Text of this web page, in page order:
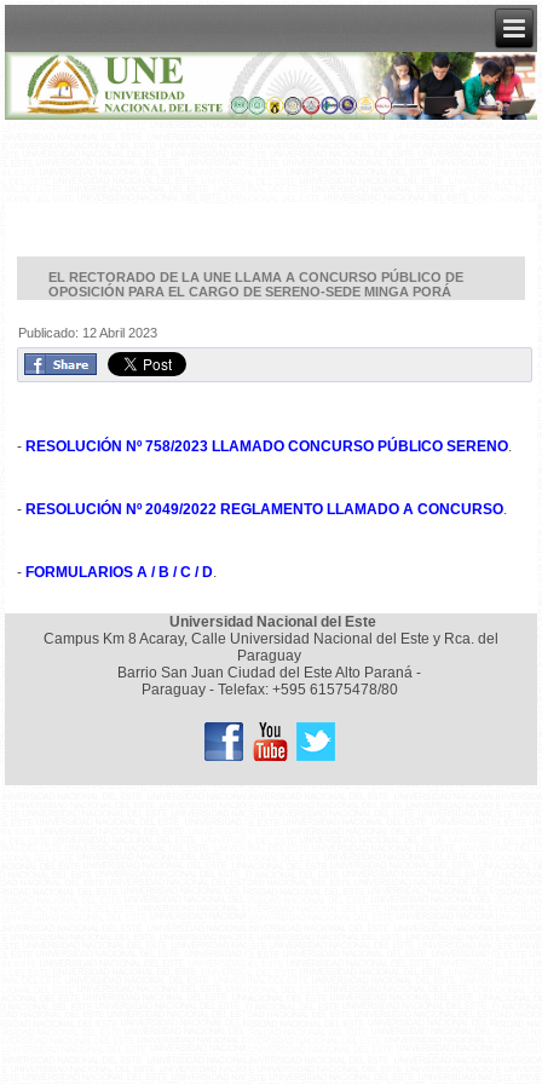
EL RECTORADO DE LA UNE LLAMA A CONCURSO PÚBLICO DE
OPOSICIÓN PARA EL CARGO DE SERENO-SEDE MINGA PORÁ
Publicado: 12 Abril 2023
- RESOLUCIÓN Nº 758/2023 LLAMADO CONCURSO PÚBLICO SERENO.
- RESOLUCIÓN Nº 2049/2022 REGLAMENTO LLAMADO A CONCURSO.
- FORMULARIOS A / B / C / D.
Universidad Nacional del Este
Campus Km 8 Acaray, Calle Universidad Nacional del Este y Rca. del
Paraguay
Barrio San Juan Ciudad del Este Alto Paraná -
Paraguay - Telefax: +595 61575478/80